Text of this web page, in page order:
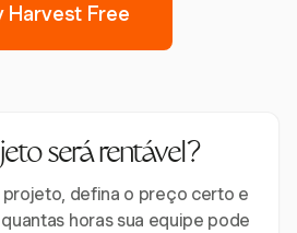
Harvest Free
será rentável?
defina o preço certo e
horas sua equipe pode